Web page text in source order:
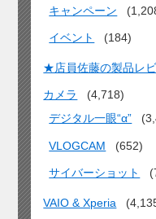
キャンペーン
イベント (184)
★店員佐藤の製品レ
カメラ
(4,718)
デジタル一眼“α”
VLOGCAM (652)
サイバーショット
VAIO & Xperia